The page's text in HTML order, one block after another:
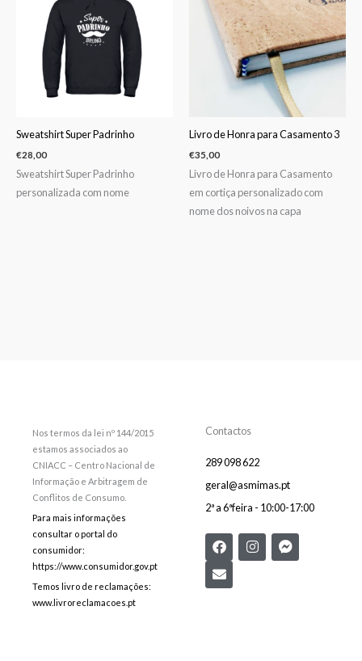
Sweatshirt Super Padrinho
€28,00
Sweatshirt Super Padrinho
personalizada com nome
Livro de Honra para Casamento 3
€35,00
Livro de Honra para Casamento
em cortiça personalizado com
nome dos noivos na capa
Nos termos da lei nº 144/2015
estamos associados ao
CNIACC – Centro Nacional de
Informação e Arbitragem de
Conflitos de Consumo.
Para mais informações
consultar o portal do
consumidor:
https://www.consumidor.gov.pt
Temos livro de reclamações:
www.livroreclamacoes.pt
Contactos
289 098 622
geral@asmimas.pt
2ª a 6ªfeira - 10:00-17:00
F
a
c
e
b
I
n
s
F
a
c
E
n
v
e
l